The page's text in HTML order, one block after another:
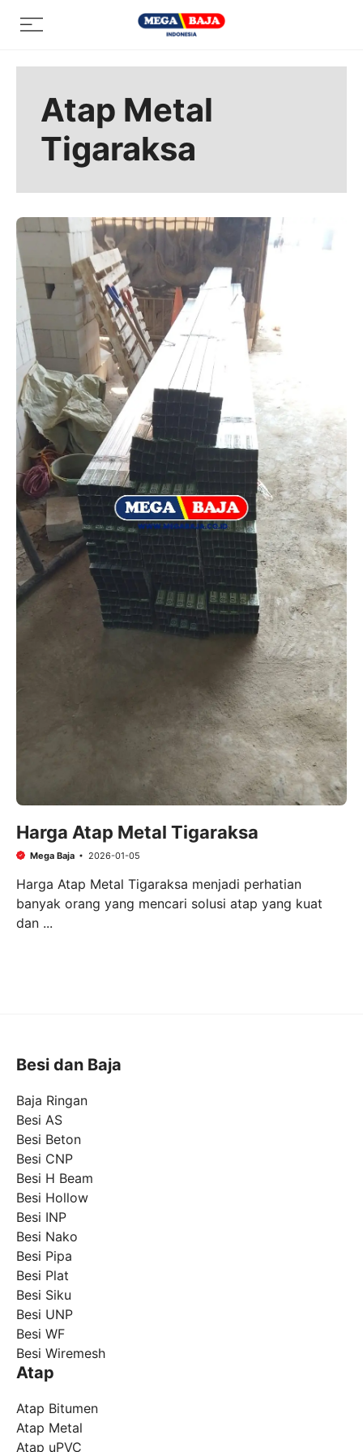
Menu
Atap Metal
Tigaraksa
Harga Atap Metal Tigaraksa
Mega Baja 2026-01-05
Harga Atap Metal Tigaraksa menjadi perhatian
banyak orang yang mencari solusi atap yang kuat
dan ...
Besi dan Baja
Baja Ringan
Besi AS
Besi Beton
Besi CNP
Besi H Beam
Besi Hollow
Besi INP
Besi Nako
Besi Pipa
Besi Plat
Besi Siku
Besi UNP
Besi WF
Besi Wiremesh
Atap
Atap Bitumen
Atap Metal
Atap uPVC